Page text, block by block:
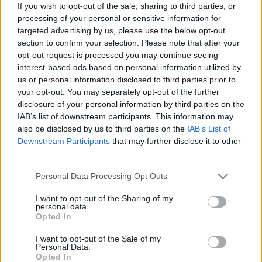
If you wish to opt-out of the sale, sharing to third parties, or
processing of your personal or sensitive information for
targeted advertising by us, please use the below opt-out
section to confirm your selection. Please note that after your
opt-out request is processed you may continue seeing
interest-based ads based on personal information utilized by
us or personal information disclosed to third parties prior to
your opt-out. You may separately opt-out of the further
disclosure of your personal information by third parties on the
IAB’s list of downstream participants. This information may
also be disclosed by us to third parties on the IAB’s List of
Downstream Participants that may further disclose it to other
Please note that this website/app uses one or more Google
not limited to your visit or usage behaviour. You may click to
grant or deny consent to Google and its third-party tags to
use your data for below specified purposes in below Google
consent section.
Personal Data Processing Opt Outs
I want to opt-out of the Sharing of my
personal data.
Opted In
I want to opt-out of the Sale of my
Personal Data.
Opted In
Épített öröksége megújításával is készül
Mohács a csata ötszázadik
évfordulójára
AJÁNLJUK MÉG